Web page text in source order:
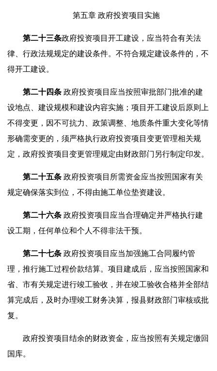
第五章 政府投资项目实施
第二十三条政府投资项目开工建设，应当符合有关法
律、行政法规规定的建设条件。不符合规定建设条件的，不
得开工建设。
第二十四条 政府投资项目应当按照审批部门批准的建
设地点、建设规模和建设内容实施；项目开工建设后原则上
不得变更，因不可抗力、政策调整、地质条件重大变化等情
形确需变更的，须严格执行政府投资项目变更管理相关规
定，政府投资项目变更管理规定由财政部门另行制定印发。
第二十五条 政府投资项目所需资金应当按照国家有关
规定确保落实到位，不得由施工单位垫资建设。
第二十六条 政府投资项目应当合理确定并严格执行建
设工期，任何单位和个人不得非法干预。
第二十七条 政府投资项目应当加强施工合同履约管
理，推行施工过程价款结算。项目建成后，应当按照国家和
省、市有关规定进行竣工验收，并在竣工验收合格并全部结
算完成后，及时办理竣工财务决算，报县财政部门审核或批
复。
政府投资项目结余的财政资金，应当按照有关规定缴回
国库。